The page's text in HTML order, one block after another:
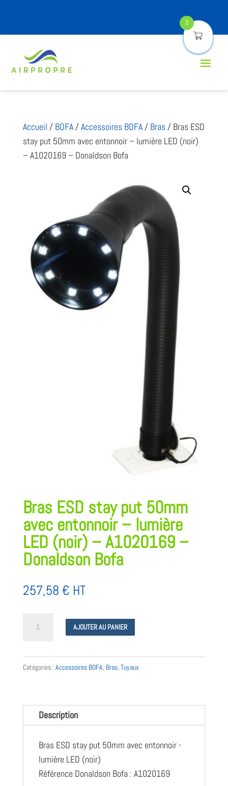
Accueil / BOFA/Accessoires BOFA/ Bras/ Bras ESD
stay put 50mm avec entonnoir – lumière LED (noir)
– A1020169 – Donaldson Bofa
Bras ESD stay put 50mm
avec entonnoir – lumière
LED (noir) – A1020169 –
Donaldson Bofa
257,58 € HT
ESD
50mm
lumière
AJOUTER AU PANIER
Catégories : Accessoires BOFA, Bras, Tuyaux
Description
Bras ESD stay put 50mm avec entonnoir -
lumière LED (noir)
Référence Donaldson Bofa : A1020169
0